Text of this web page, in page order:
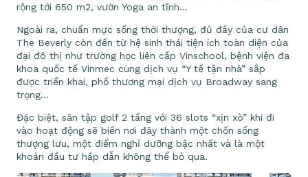
rộng tới 650 m2, vườn Yoga an tĩnh…
Ngoài ra, chuẩn mực sống thời thượng, đủ đầy của cư dân
The Beverly còn đến từ hệ sinh thái tiện ích toàn diện của
đại đô thị như trường học liên cấp Vinschool, bệnh viện đa
khoa quốc tế Vinmec cùng dịch vụ “Y tế tận nhà” sắp
được triển khai, phố thương mại dịch vụ Broadway sang
trọng…
Đặc biệt, sân tập golf 2 tầng với 36 slots “xịn xò” khi đi
vào hoạt động sẽ biến nơi đây thành một chốn sống
thượng lưu, một điểm nghỉ dưỡng bậc nhất và là một
khoản đầu tư hấp dẫn không thể bỏ qua.